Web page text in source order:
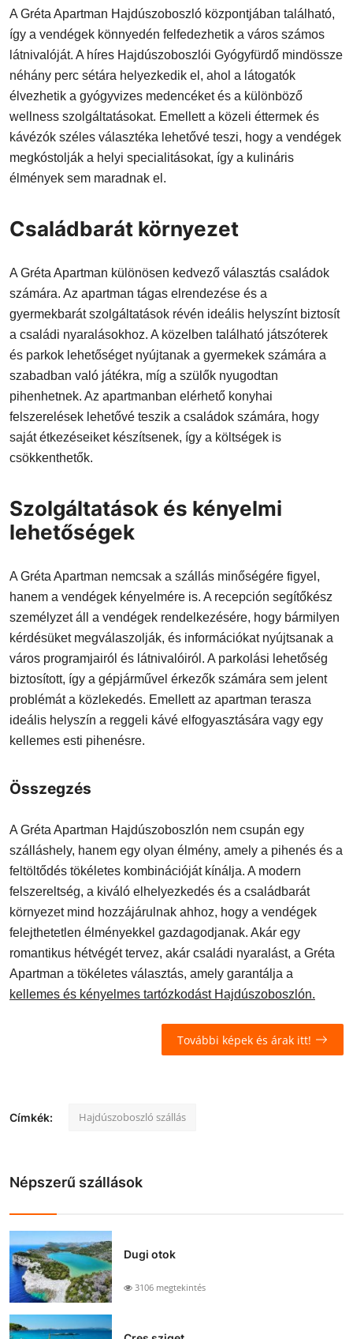
A Gréta Apartman Hajdúszoboszló központjában található,
így a vendégek könnyedén felfedezhetik a város számos
látnivalóját. A híres Hajdúszoboszlói Gyógyfürdő mindössze
néhány perc sétára helyezkedik el, ahol a látogatók
élvezhetik a gyógyvizes medencéket és a különböző
wellness szolgáltatásokat. Emellett a közeli éttermek és
kávézók széles választéka lehetővé teszi, hogy a vendégek
megkóstolják a helyi specialitásokat, így a kulináris
élmények sem maradnak el.
Családbarát környezet
A Gréta Apartman különösen kedvező választás családok
számára. Az apartman tágas elrendezése és a
gyermekbarát szolgáltatások révén ideális helyszínt biztosít
a családi nyaralásokhoz. A közelben található játszóterek
és parkok lehetőséget nyújtanak a gyermekek számára a
szabadban való játékra, míg a szülők nyugodtan
pihenhetnek. Az apartmanban elérhető konyhai
felszerelések lehetővé teszik a családok számára, hogy
saját étkezéseiket készítsenek, így a költségek is
csökkenthetők.
Szolgáltatások és kényelmi
lehetőségek
A Gréta Apartman nemcsak a szállás minőségére figyel,
hanem a vendégek kényelmére is. A recepción segítőkész
személyzet áll a vendégek rendelkezésére, hogy bármilyen
kérdésüket megválaszolják, és információkat nyújtsanak a
város programjairól és látnivalóiról. A parkolási lehetőség
biztosított, így a gépjárművel érkezők számára sem jelent
problémát a közlekedés. Emellett az apartman terasza
ideális helyszín a reggeli kávé elfogyasztására vagy egy
kellemes esti pihenésre.
Összegzés
A Gréta Apartman Hajdúszoboszlón nem csupán egy
szálláshely, hanem egy olyan élmény, amely a pihenés és a
feltöltődés tökéletes kombinációját kínálja. A modern
felszereltség, a kiváló elhelyezkedés és a családbarát
környezet mind hozzájárulnak ahhoz, hogy a vendégek
felejthetetlen élményekkel gazdagodjanak. Akár egy
romantikus hétvégét tervez, akár családi nyaralást, a Gréta
Apartman a tökéletes választás, amely garantálja a
kellemes és kényelmes tartózkodást Hajdúszoboszlón.
További képek és árak itt!
Címkék: Hajdúszoboszló szállás
Népszerű szállások
Dugi otok
3106 megtekintés